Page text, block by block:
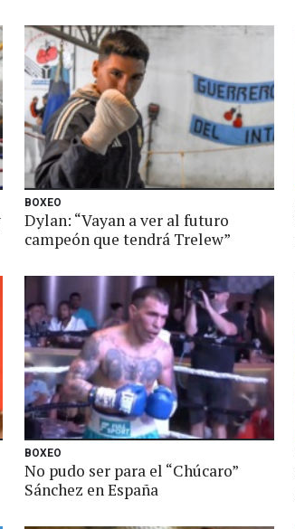
BOXEO
Dylan: “Vayan a ver al futuro
campeón que tendrá Trelew”
BOXEO
No pudo ser para el “Chúcaro”
Sánchez en España